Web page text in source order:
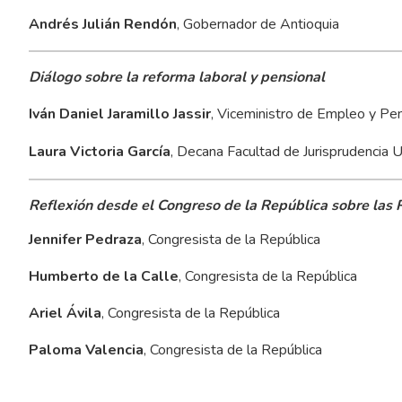
Andrés Julián Rendón, Gobernador de Antioquia
Diálogo sobre la reforma laboral y pensional
Iván Daniel Jaramillo Jassir, Viceministro de Empleo y
Laura Victoria García, Decana Facultad de Jurisprudencia
Reflexión desde el Congreso de la República sobre las
Jennifer Pedraza, Congresista de la República
Humberto de la Calle, Congresista de la República
Ariel Ávila, Congresista de la República
Paloma Valencia, Congresista de la República